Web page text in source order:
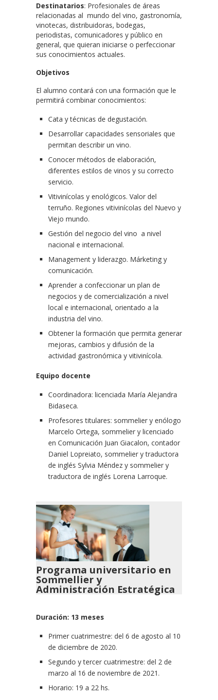
Destinatarios: Profesionales de áreas
relacionadas al mundo del vino, gastronomía,
vinotecas, distribuidoras, bodegas,
periodistas, comunicadores y público en
general, que quieran iniciarse o perfeccionar
sus conocimientos actuales.
Objetivos
El alumno contará con una formación que le
permitirá combinar conocimientos:
Cata y técnicas de degustación.
Desarrollar capacidades sensoriales que
permitan describir un vino.
Conocer métodos de elaboración,
diferentes estilos de vinos y su correcto
servicio.
Vitivinícolas y enológicos. Valor del
terruño. Regiones vitivinícolas del Nuevo y
Viejo mundo.
Gestión del negocio del vino a nivel
nacional e internacional.
Management y liderazgo. Márketing y
comunicación.
Aprender a confeccionar un plan de
negocios y de comercialización a nivel
local e internacional, orientado a la
industria del vino.
Obtener la formación que permita generar
mejoras, cambios y difusión de la
actividad gastronómica y vitivinícola.
Equipo docente
Coordinadora: licenciada María Alejandra
Bidaseca.
Profesores titulares: sommelier y enólogo
Marcelo Ortega, sommelier y licenciado
en Comunicación Juan Giacalon, contador
Daniel Lopreiato, sommelier y traductora
de inglés Sylvia Méndez y sommelier y
traductora de inglés Lorena Larroque.
Programa universitario en
Sommellier y
Administración Estratégica
Duración: 13 meses
Primer cuatrimestre: del 6 de agosto al 10
de diciembre de 2020.
Segundo y tercer cuatrimestre: del 2 de
marzo al 16 de noviembre de 2021.
Horario: 19 a 22 hs.